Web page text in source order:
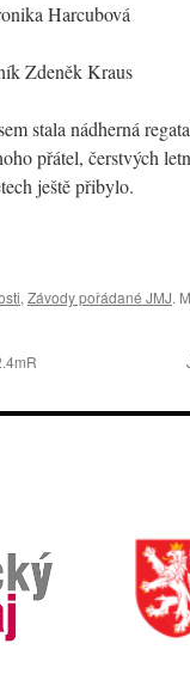
Harcubová
Zdeněk Kraus
stala nádherná
přátel, čerstvých
ještě přibylo.
, Závody pořádané JMJ.